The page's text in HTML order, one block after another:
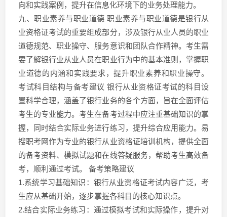
向和实践案例，提升在信息化环境下的业务处理能力。
九、职业素养与职业道德 职业素养与职业道德是银行从
业资格证考试的重要组成部分，涉及银行从业人员的职业
道德规范、职业操守、服务意识和团队合作精神。考生需
要了解银行业从业人员在职业行为中的基本准则，掌握职
业道德的内涵和实践要求，提升职业素养和职业操守。
考试科目结构与备考建议 银行从业资格证考试的科目设
置科学合理，涵盖了银行业务的各个方面，旨在全面评估
考生的专业能力。考生在备考过程中应注重基础知识的掌
握，同时结合实际业务进行练习，提升综合应用能力。易
搜职考网作为专业的银行从业资格证培训机构，提供全面
的备考资料、模拟试题和在线答疑服务，帮助考生高效备
考，顺利通过考试。 备考策略建议
1.系统学习基础知识：银行从业资格证考试内容广泛，考
生应从基础开始，逐步掌握各科目的核心知识点。
2.结合实际业务练习：通过模拟考试和实际操作，提升对